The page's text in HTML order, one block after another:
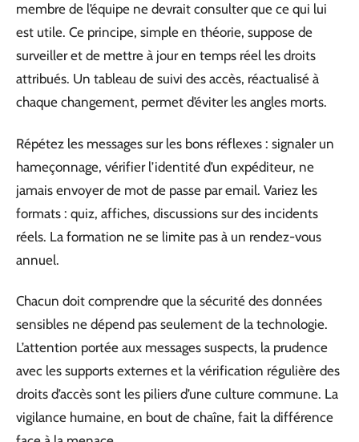
membre de l’équipe ne devrait consulter que ce qui lui
est utile. Ce principe, simple en théorie, suppose de
surveiller et de mettre à jour en temps réel les droits
attribués. Un tableau de suivi des accès, réactualisé à
chaque changement, permet d’éviter les angles morts.
Répétez les messages sur les bons réflexes : signaler un
hameçonnage, vérifier l’identité d’un expéditeur, ne
jamais envoyer de mot de passe par email. Variez les
formats : quiz, affiches, discussions sur des incidents
réels. La formation ne se limite pas à un rendez-vous
annuel.
Chacun doit comprendre que la sécurité des données
sensibles ne dépend pas seulement de la technologie.
L’attention portée aux messages suspects, la prudence
avec les supports externes et la vérification régulière des
droits d’accès sont les piliers d’une culture commune. La
vigilance humaine, en bout de chaîne, fait la différence